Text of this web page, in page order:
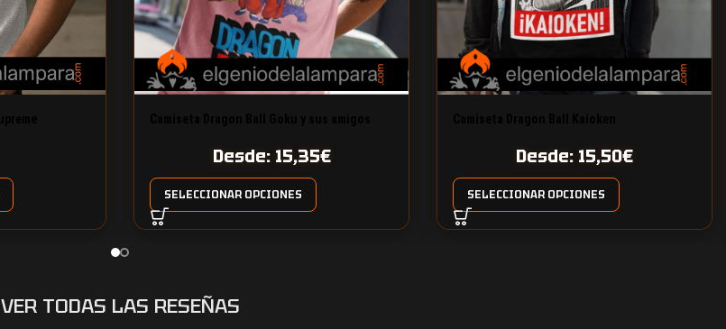
Desde: 15,35€
SELECCIONAR OPCIONES
Desde: 15,50€
SELECCIONAR OPCIONES
VER TODAS LAS RESEÑAS